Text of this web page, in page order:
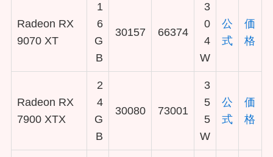
Radeon RX
9070 XT
1
6
G
B
30157 66374
3
0
4
W
公
式
価
格
Radeon RX
7900 XTX
2
4
G
B
30080 73001
3
5
5
W
公
式
価
格